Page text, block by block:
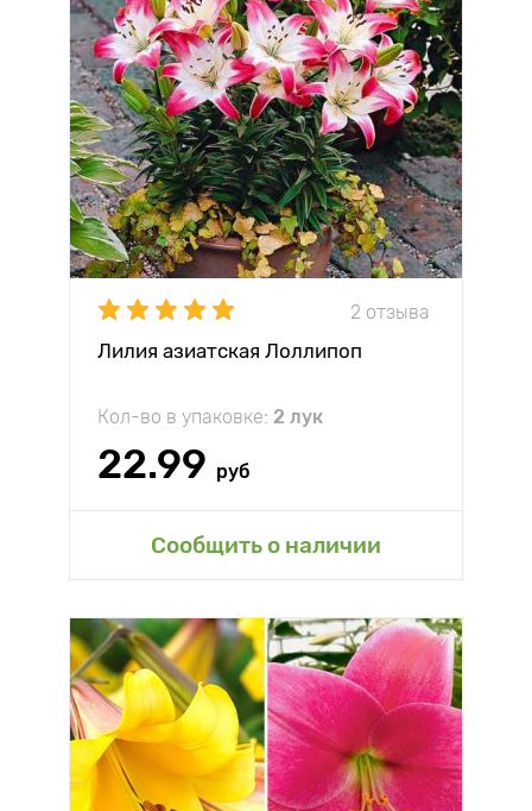
2 отзыва
Лилия азиатская Лоллипоп
Кол-во в упаковке: 2 лук
22.99 руб
Сообщить о наличии